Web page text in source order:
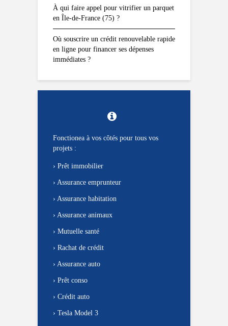
À qui faire appel pour vitrifier un parquet
en Île-de-France (75) ?
Où souscrire un crédit renouvelable rapide
en ligne pour financer ses dépenses
immédiates ?
Fonctionea à vos côtés pour tous vos
projets :
› Prêt immobilier
› Assurance emprunteur
› Assurance habitation
› Assurance animaux
› Mutuelle santé
› Rachat de crédit
› Assurance auto
› Prêt conso
› Crédit auto
› Tesla Model 3